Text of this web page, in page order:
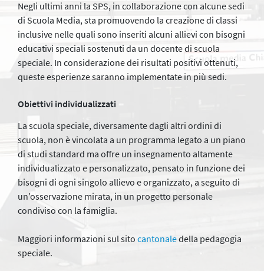
Negli ultimi anni la SPS, in collaborazione con alcune sedi
di Scuola Media, sta promuovendo la creazione di classi
inclusive nelle quali sono inseriti alcuni allievi con bisogni
educativi speciali sostenuti da un docente di scuola
speciale. In considerazione dei risultati positivi ottenuti,
queste esperienze saranno implementate in più sedi.
Obiettivi individualizzati
La scuola speciale, diversamente dagli altri ordini di
scuola, non è vincolata a un programma legato a un piano
di studi standard ma offre un insegnamento altamente
individualizzato e personalizzato, pensato in funzione dei
bisogni di ogni singolo allievo e organizzato, a seguito di
un’osservazione mirata, in un progetto personale
condiviso con la famiglia.
Maggiori informazioni sul sito cantonaledella pedagogia
speciale.